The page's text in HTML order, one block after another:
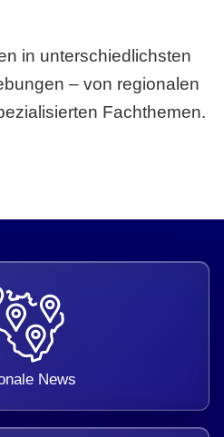
in unterschiedlichsten
– von regionalen
Fachthemen.
News